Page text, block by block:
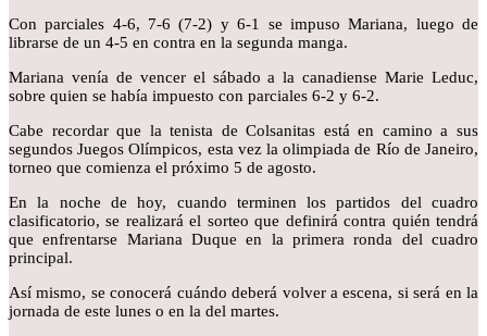
Con parciales 4-6, 7-6 (7-2) y 6-1 se impuso Mariana, luego de
librarse de un 4-5 en contra en la segunda manga.
Mariana venía de vencer el sábado a la canadiense Marie Leduc,
sobre quien se había impuesto con parciales 6-2 y 6-2.
Cabe recordar que la tenista de Colsanitas está en camino a sus
segundos Juegos Olímpicos, esta vez la olimpiada de Río de Janeiro,
torneo que comienza el próximo 5 de agosto.
En la noche de hoy, cuando terminen los partidos del cuadro
clasificatorio, se realizará el sorteo que definirá contra quién tendrá
que enfrentarse Mariana Duque en la primera ronda del cuadro
principal.
Así mismo, se conocerá cuándo deberá volver a escena, si será en la
jornada de este lunes o en la del martes.